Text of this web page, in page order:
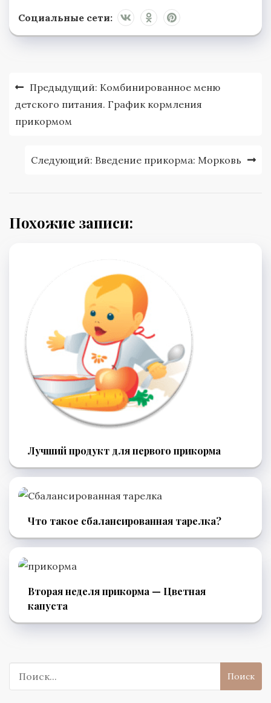
Социальные сети:
Навигация
по
записям
Предыдущий: Комбинированное меню
детского питания. График кормления
прикормом
Следующий: Введение прикорма: Морковь
Похожие записи:
Лучший продукт для первого прикорма
Что такое сбалансированная тарелка?
Вторая неделя прикорма — Цветная
капуста